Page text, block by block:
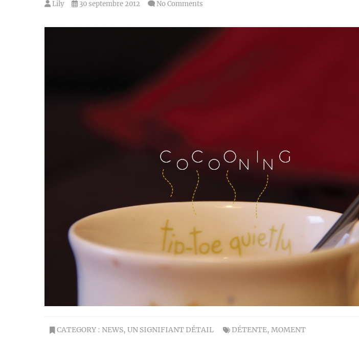
Lily 30 septembre 2012 No Comments
CATEGORY : NEWS, UN SIGNIFIANT DÉTAIL DÉTENTE, MOMENT